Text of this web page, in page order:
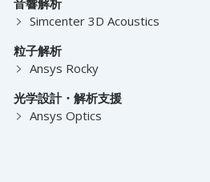
Simcenter 3D Acoustics
粒子解析
Ansys Rocky
光学設計・解析支援
Ansys Optics